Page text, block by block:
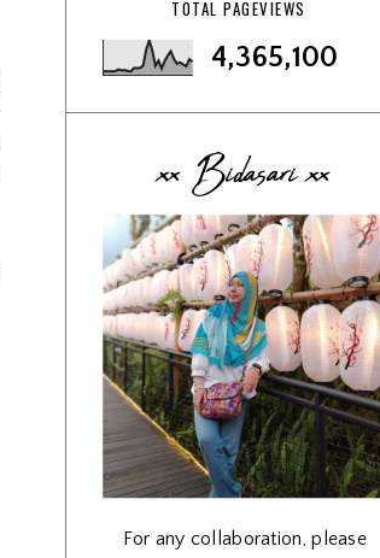
TOTAL PAGEVIEWS
4,365,100
xx Bidasari xx
For any collaboration, please